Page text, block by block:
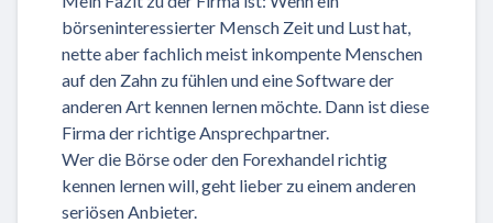
börseninteressierter Mensch Zeit und Lust hat,
nette aber fachlich meist inkompente Menschen
auf den Zahn zu fühlen und eine Software der
anderen Art kennen lernen möchte. Dann ist diese
Firma der richtige Ansprechpartner.
Wer die Börse oder den Forexhandel richtig
kennen lernen will, geht lieber zu einem anderen
seriösen Anbieter.